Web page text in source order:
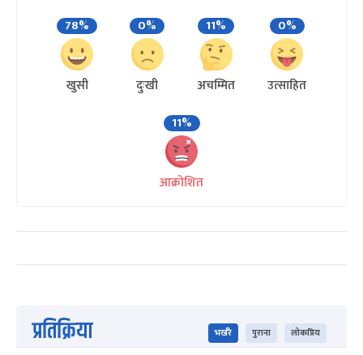
78%
खुसी
0%
दुःखी
11%
अचम्मित
0%
उत्साहित
11%
आक्रोशित
प्रतिक्रिया भर्खरै पुराना लोकप्रिय